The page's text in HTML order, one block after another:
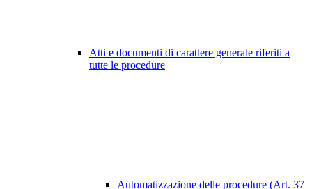
Atti e documenti di carattere generale riferiti a
tutte le procedure
Automatizzazione delle procedure (Art. 37